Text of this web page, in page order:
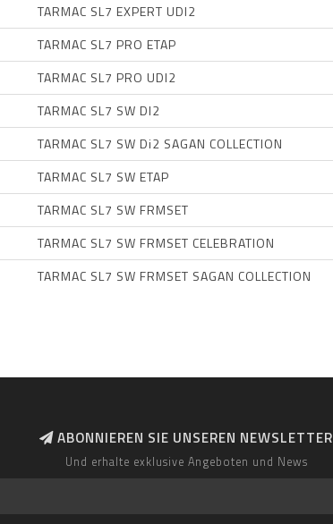
TARMAC SL7 EXPERT UDI2
TARMAC SL7 PRO ETAP
TARMAC SL7 PRO UDI2
TARMAC SL7 SW DI2
TARMAC SL7 SW Di2 SAGAN COLLECTION
TARMAC SL7 SW ETAP
TARMAC SL7 SW FRMSET
TARMAC SL7 SW FRMSET CELEBRATION
TARMAC SL7 SW FRMSET SAGAN COLLECTION
ABONNIEREN SIE UNSEREN NEWSLETTER
Und erhalte exklusive Angeboten und News